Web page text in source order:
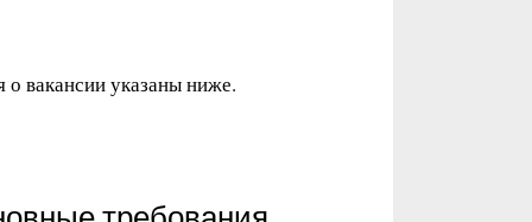
вакансии указаны ниже.